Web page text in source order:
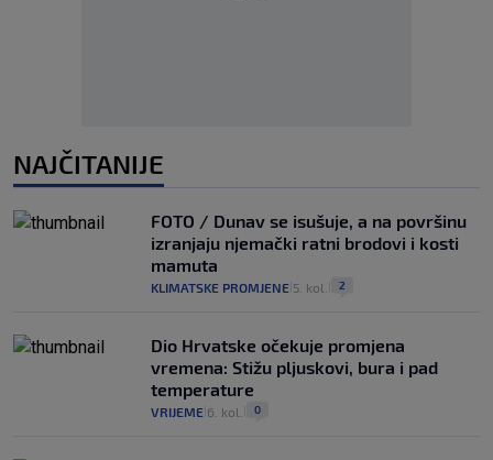
NAJČITANIJE
FOTO / Dunav se isušuje, a na površinu
izranjaju njemački ratni brodovi i kosti
mamuta
KLIMATSKE PROMJENE 5. kol. 2
Dio Hrvatske očekuje promjena
vremena: Stižu pljuskovi, bura i pad
temperature
VRIJEME 6. kol. 0